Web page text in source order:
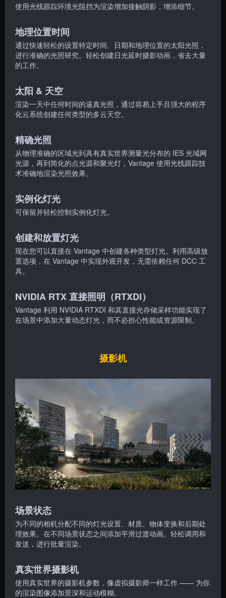
使用光线跟踪环境光阻挡为渲染增加接触阴影，增添细节。
地理位置时间
通过快速轻松的设置特定时间、日期和地理位置的太阳光照，
进行准确的光照研究。轻松创建日光延时摄影动画，省去大量
的工作。
太阳 & 天空
渲染一天中任何时间的逼真光照，通过容易上手且强大的程序
化云系统创建任何类型的多云天空。
精确光照
从物理准确的区域光到具有真实世界测量光分布的 IES 光域网
光源，再到简化的点光源和聚光灯，Vantage 使用光线跟踪技
术准确地渲染光照效果。
实例化灯光
可保留并轻松控制实例化灯光。
创建和放置灯光
现在您可以直接在 Vantage 中创建各种类型灯光。利用高级放
置选项，在 Vantage 中实现外观开发，无需依赖任何 DCC 工
具。
NVIDIA RTX 直接照明（RTXDI）
Vantage 利用 NVIDIA RTXDI 和其直接光存储采样功能实现了
在场景中添加大量动态灯光，而不必担心性能或资源限制。
摄影机
场景状态
为不同的相机分配不同的灯光设置、材质、物体变换和后期处
理效果。在不同场景状态之间添加平滑过渡动画。轻松调用和
发送，进行批量渲染。
真实世界摄影机
使用真实世界的摄影机参数，像虚拟摄影师一样工作 —— 为你
的渲染图像添加景深和运动模糊。